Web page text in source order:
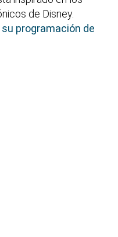
de Disney.
programación de